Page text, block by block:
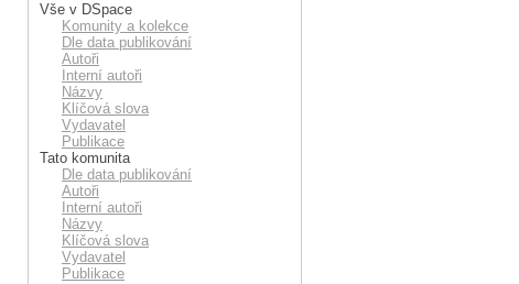
Vše v DSpace
Komunity a kolekce
Dle data publikování
Autoři
Interní autoři
Názvy
Klíčová slova
Vydavatel
Publikace
Tato komunita
Dle data publikování
Autoři
Interní autoři
Názvy
Klíčová slova
Vydavatel
Publikace